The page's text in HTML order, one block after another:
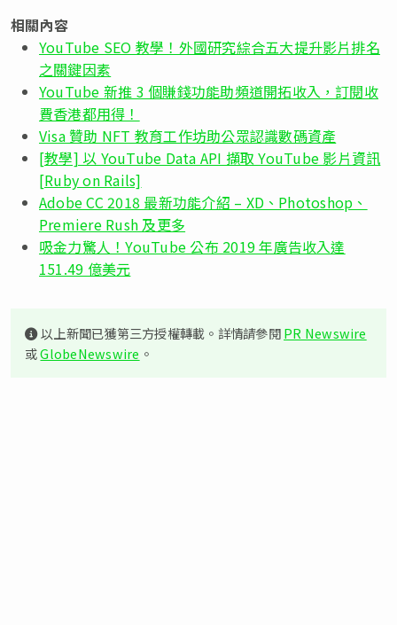
相關內容
YouTube SEO 教學！外國研究綜合五大提升影片排名
之關鍵因素
YouTube 新推 3 個賺錢功能助頻道開拓收入，訂閱收
費香港都用得！
Visa 贊助 NFT 教育工作坊助公眾認識數碼資產
[教學] 以 YouTube Data API 擷取 YouTube 影片資訊
[Ruby on Rails]
Adobe CC 2018 最新功能介紹 – XD、Photoshop、
Premiere Rush 及更多
吸金力驚人！YouTube 公布 2019 年廣告收入達
151.49 億美元
以上新聞已獲第三方授權轉載。詳情請參閱PR Newswire
或GlobeNewswire 。